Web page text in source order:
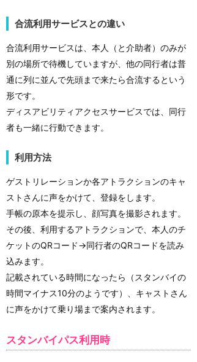
合流利用サービスとの違い
合流利用サービスは、本人（と介助者）のみが
別の場所で待機していますが、他の同行者は普
通に列に並んで先頭まで来たら合流するという
形です。
ディスアビリティアクセスサービスでは、同行
者も一緒に行動できます。
利用方法
ゲストリレーションか各アトラクションのキャ
ストさんに声をかけて、登録をします。
手帳の原本を提示し、顔写真を撮影されます。
その後、利用するアトラクションで、本人のチ
ケットのQRコード→同行者のQRコードを読み
込みます。
記載されている時間になったら（スタンバイの
時間マイナス10分のようです）、キャストさん
に声をかけて乗り場まで案内されます。
スタンバイパス利用時